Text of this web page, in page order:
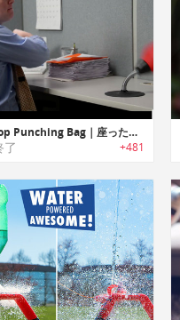
Desktop Punching Bag｜座ったままストレス解消可能なデスクトップパンチングバッグ
了 +481